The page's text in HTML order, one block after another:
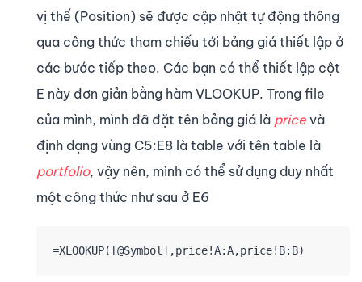
vị thế (Position) sẽ được cập nhật tự động thông
qua công thức tham chiếu tới bảng giá thiết lập ở
các bước tiếp theo. Các bạn có thể thiết lập cột
E này đơn giản bằng hàm VLOOKUP. Trong file
của mình, mình đã đặt tên bảng giá là price và
định dạng vùng C5:E8 là table với tên table là
portfolio, vậy nên, mình có thể sử dụng duy nhất
một công thức như sau ở E6
=XLOOKUP([@Symbol],price!A:A,price!B:B)